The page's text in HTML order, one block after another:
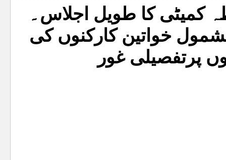
کمیٹی کا طویل اجلاس۔
خواتین کارکنوں کی
پرتفصیلی غور